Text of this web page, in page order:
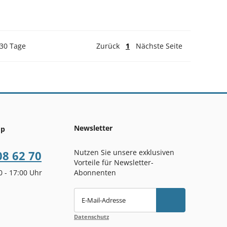
Tage Zurück 1 Nächste Seite
62 70
- 17:00 Uhr
Newsletter
Nutzen Sie unsere exklusiven
Vorteile für Newsletter-
Abonnenten
E-Mail-Adresse
Datenschutz